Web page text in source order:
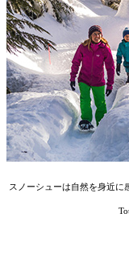
スノーシューは自然を身近に